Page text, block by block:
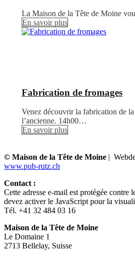
La Maison de la Tête de Moine
En savoir plus
Fabrication de fromages
Venez découvrir la fabrication de
l’ancienne. 14h00…
En savoir plus
© Maison de la Tête de Moine |
www.pub-rutz.ch
Contact :
Cette adresse e-mail est protégée contre
devez activer le JavaScript pour la
Tél. +41 32 484 03 16
Maison de la Tête de Moine
Le Domaine 1
2713 Bellelay, Suisse